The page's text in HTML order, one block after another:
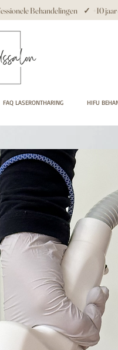
Behandelingen ✓ +10 jaar
FAQ LASERONTHARING HIFU